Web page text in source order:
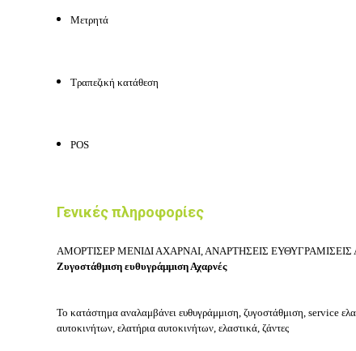
Μετρητά
Τραπεζική κατάθεση
POS
Γενικές πληροφορίες
ΑΜΟΡΤΙΣΕΡ ΜΕΝΙΔΙ ΑΧΑΡΝΑΙ, ΑΝΑΡΤΗΣΕΙΣ
Ζυγοστάθμιση ευθυγράμμιση Αχαρνές
Το κατάστημα αναλαμβάνει ευθυγράμμιση, ζυγοστάθμιση, service
αυτοκινήτων, ελατήρια αυτοκινήτων, ελαστικά, ζάντες